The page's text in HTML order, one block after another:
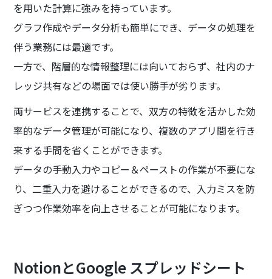
を用いた計算に強みを持っています。
グラフ作成やデータ分析も簡単にでき、データの処理を
伴う業務には最適です。
一方で、階層的な情報整理には向いておらず、社内のナ
レッジ共有などの場面では使い勝手が劣ります。
両サービスを連携することで、双方の特徴を活かした効
率的なデータ管理が可能になり、複数のアプリ間を行き
来する手間を省くことができます。
データの手動入力やコピー＆ペーストの作業が不要にな
り、二重入力を避けることができるので、入力ミスを防
ぎつつ作業効率を向上させることが可能になります。
NotionとGoogle スプレッドシート